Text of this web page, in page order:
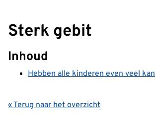
Sterk gebit
Inhoud
Hebben alle kinderen even veel
« Terug naar het overzicht